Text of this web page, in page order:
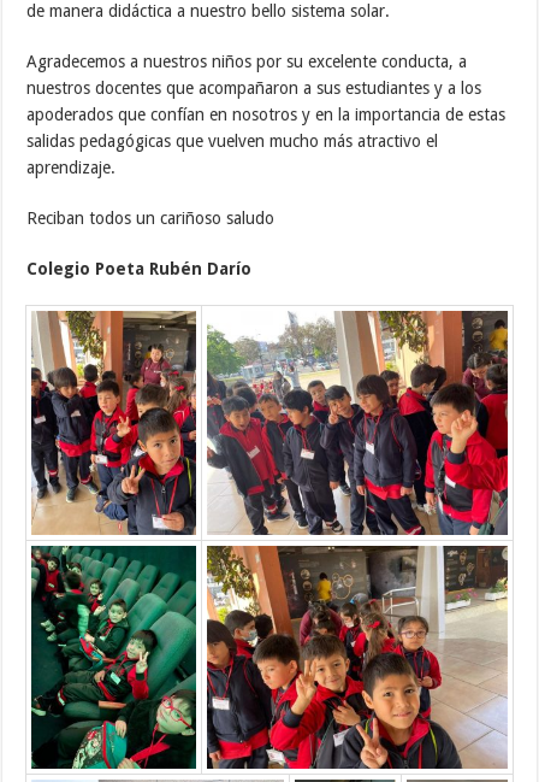
de manera didáctica a nuestro bello sistema solar.
Agradecemos a nuestros niños por su excelente conducta, a
nuestros docentes que acompañaron a sus estudiantes y a los
apoderados que confían en nosotros y en la importancia de estas
salidas pedagógicas que vuelven mucho más atractivo el
aprendizaje.
Reciban todos un cariñoso saludo
Colegio Poeta Rubén Darío